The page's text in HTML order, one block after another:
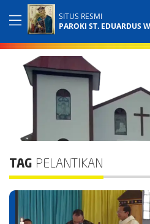
SITUS RESMI
PAROKI ST. EDUARDUS
TAG PELANTIKAN